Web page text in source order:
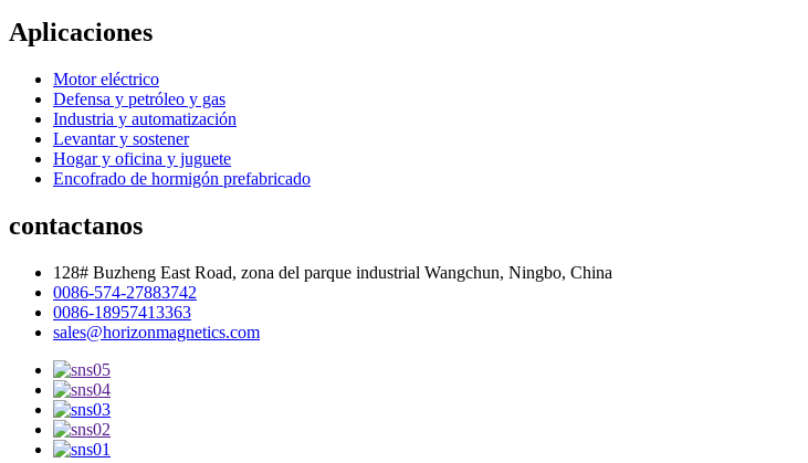
Aplicaciones
Motor eléctrico
Defensa y petróleo y gas
Industria y automatización
Levantar y sostener
Hogar y oficina y juguete
Encofrado de hormigón prefabricado
contactanos
128# Buzheng East Road, zona del parque industrial Wangchun, Ningbo, China
0086-574-27883742
0086-18957413363
sales@horizonmagnetics.com